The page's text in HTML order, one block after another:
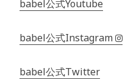
babel公式Youtube
babel公式Instagram
babel公式Twitter